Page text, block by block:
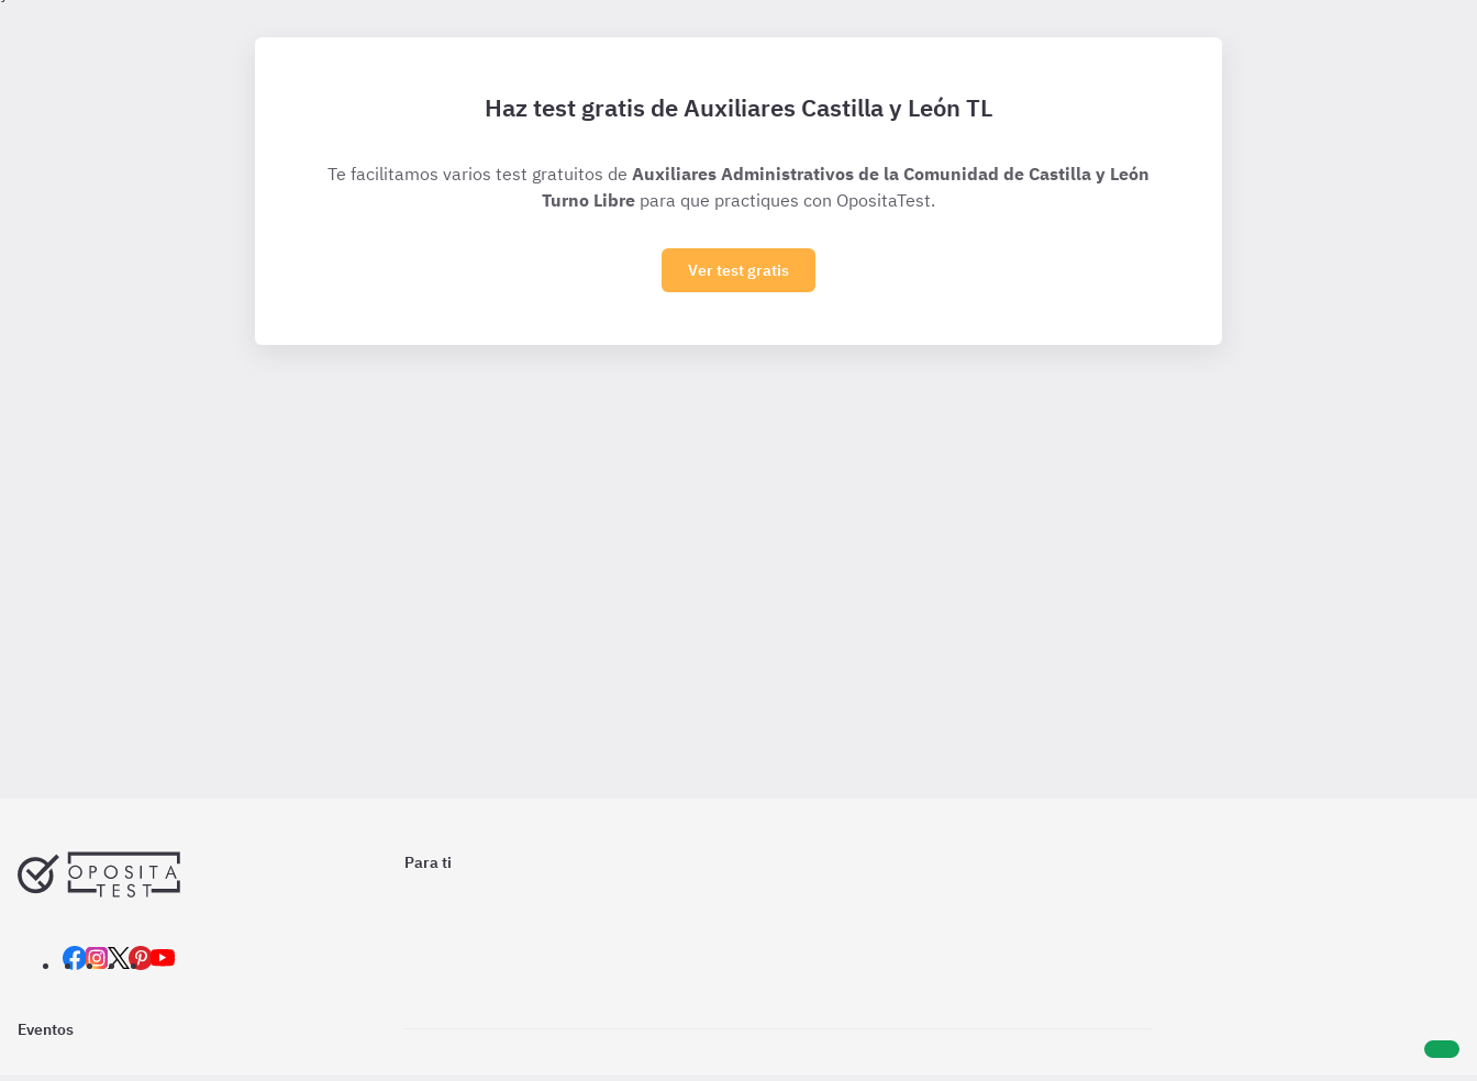
Haz test gratis de Auxiliares Castilla y León TL
Te facilitamos varios test gratuitos de Auxiliares Administrativos de la Comunidad de Castilla y León
Turno Libre para que practiques con OpositaTest.
Ver test gratis
Para ti
Eventos